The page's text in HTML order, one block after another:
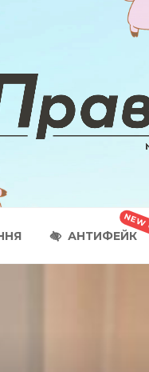
АНТИФЕЙК